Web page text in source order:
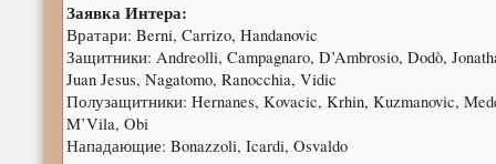
Заявка Интера:
Вратари: Berni, Carrizo, Handanovic
Защитники: Andreolli, Campagnaro, D’Ambrosio, Dodò,
Juan Jesus, Nagatomo, Ranocchia, Vidic
Полузащитники: Hernanes, Kovacic, Krhin, Kuzmanovic,
M’Vila, Obi
Нападающие: Bonazzoli, Icardi, Osvaldo